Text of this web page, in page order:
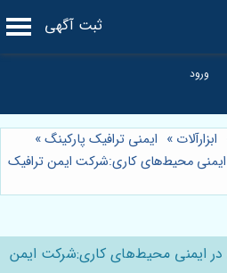
ثبت آگهی
ابزارآلات » ایمنی ترافیک پارکینگ»
محیط‌های کاری:شرکت ایمن ترافیک
ایمنی محیط‌های کاری:شرکت ایمن